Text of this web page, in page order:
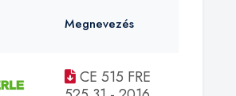
Megnevezés
CE 515 FRE